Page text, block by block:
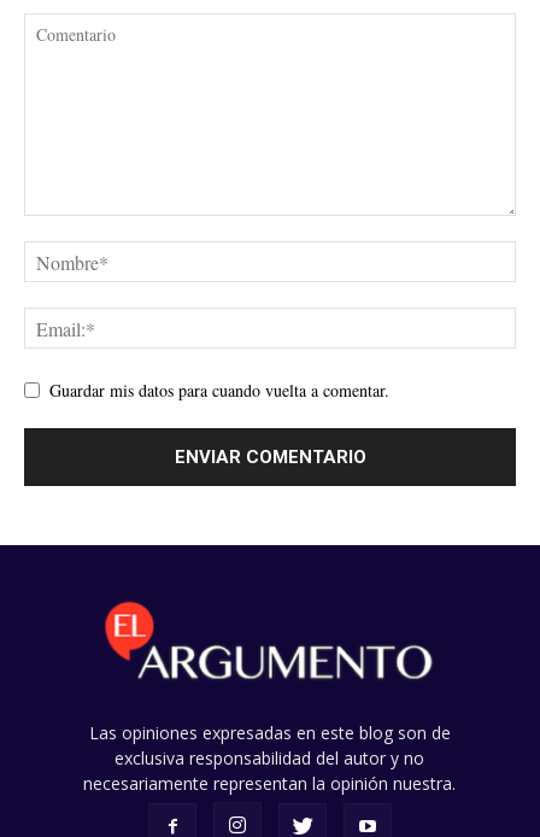
Guardar mis datos para cuando vuelta a comentar.
Las opiniones expresadas en este blog son de
exclusiva responsabilidad del autor y no
necesariamente representan la opinión nuestra.